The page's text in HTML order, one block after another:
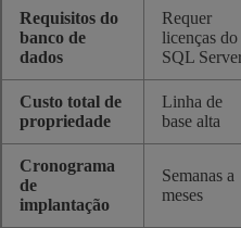
Requisitos do
banco de
dados
Requer
licenças do
SQL
Custo total de
propriedade
Linha de
base alta
Cronograma
de
implantação
Semanas a
meses